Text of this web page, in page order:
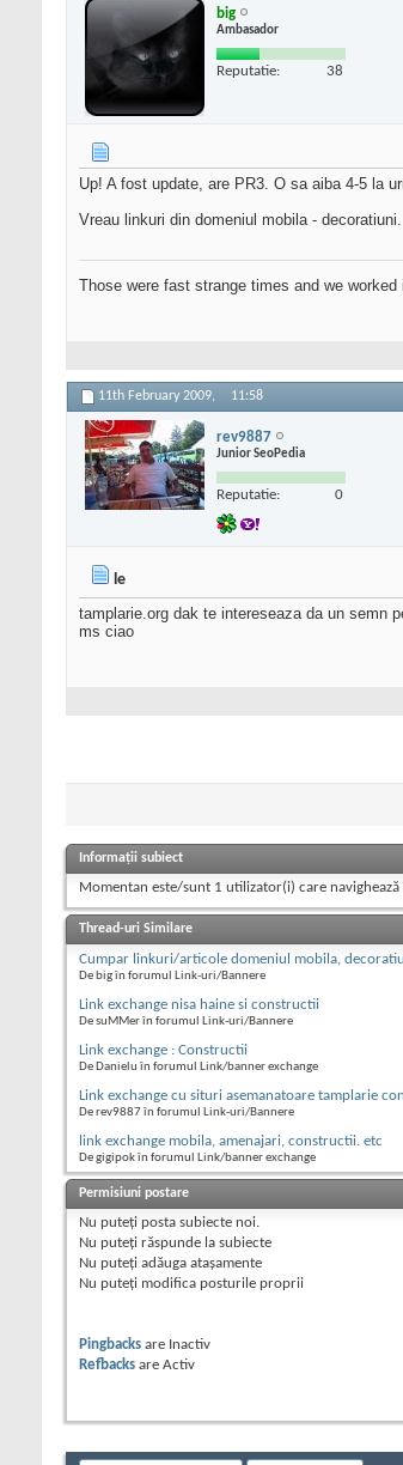
big
Ambasador
Reputatie: 38
Up! A fost update, are PR3. O sa aiba 4-5 la
Vreau linkuri din domeniul mobila - decoratiuni.
Those were fast strange times and we
11th February 2009, 11:58
rev9887
Junior SeoPedia
Reputatie: 0
le
tamplarie.org dak te intereseaza da un semn
ms ciao
Informații subiect
Momentan este/sunt 1 utilizator(i) care navighează
Thread-uri Similare
Cumpar linkuri/articole domeniul mobila,
De big în forumul Link-uri/Bannere
Link exchange nisa haine si constructii
De suMMer în forumul Link-uri/Bannere
Link exchange : Constructii
De Danielu în forumul Link/banner exchange
Link exchange cu situri asemanatoare tamplarie
De rev9887 în forumul Link-uri/Bannere
link exchange mobila, amenajari, constructii. etc
De gigipok în forumul Link/banner exchange
Permisiuni postare
Nu puteţi posta subiecte noi.
Nu puteţi răspunde la subiecte
Nu puteţi adăuga ataşamente
Nu puteţi modifica posturile proprii
Pingbacks are Inactiv
Refbacks are Activ